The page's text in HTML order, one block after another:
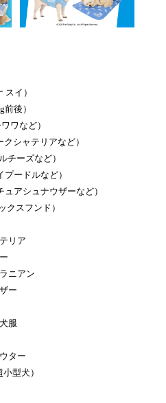
スイ）
後）
ワなど）
シャテリアなど）
チーズなど）
ードルなど）
アシュナウザーなど）
クスフンド）
リア
ニアン
ー
服
ター
型犬）